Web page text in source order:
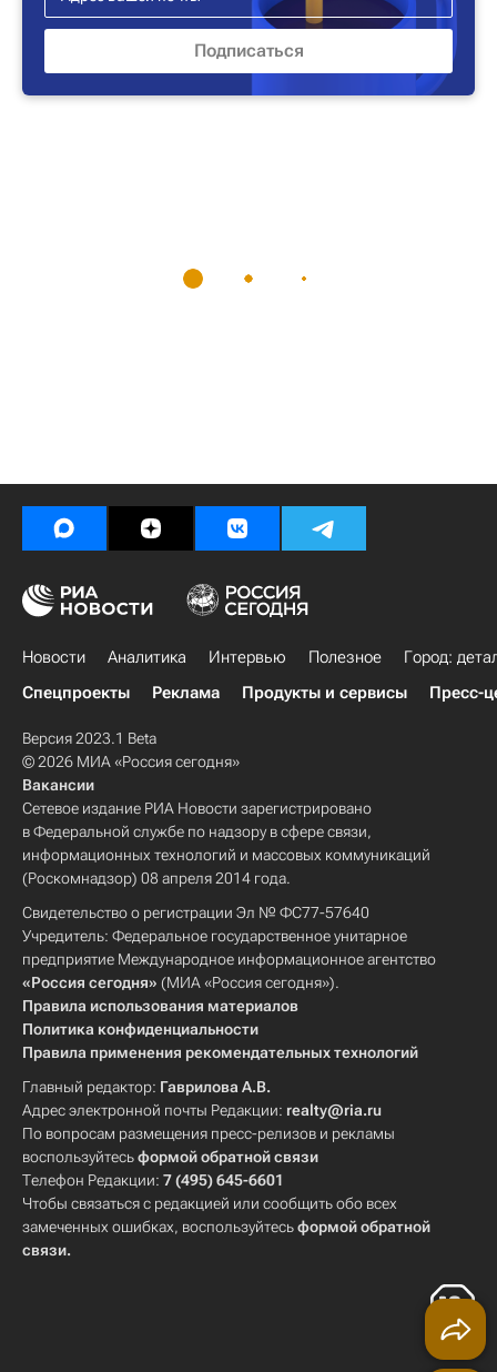
Новости Аналитика Интервью Полезное
Город:
Спецпроекты
Реклама Продукты и сервисы Пресс-
Версия 2023.1 Beta
© 2026 МИА «Россия сегодня»
Вакансии
Сетевое издание РИА Новости зарегистрировано
в Федеральной службе по надзору в сфере связи,
информационных технологий и массовых коммуникаций
(Роскомнадзор) 08 апреля 2014 года.
Свидетельство о регистрации Эл № ФС77-57640
Учредитель: Федеральное государственное унитарное
предприятие Международное информационное агентство
«Россия сегодня» (МИА «Россия сегодня»).
Правила использования материалов
Политика конфиденциальности
Правила применения рекомендательных технологий
Главный редактор: Гаврилова А.В.
Адрес электронной почты Редакции: realty@ria.ru
По вопросам размещения пресс-релизов и рекламы
воспользуйтесьформой обратной связи
Телефон Редакции: 7 (495) 645-6601
Чтобы связаться с редакцией или сообщить обо всех
замеченных ошибках, воспользуйтесьформой обратной
связи.